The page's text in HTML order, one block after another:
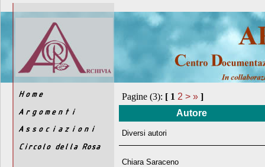
Pagine (3): [ 1 2 > » ]
Autore
Diversi autori
Chiara Saraceno